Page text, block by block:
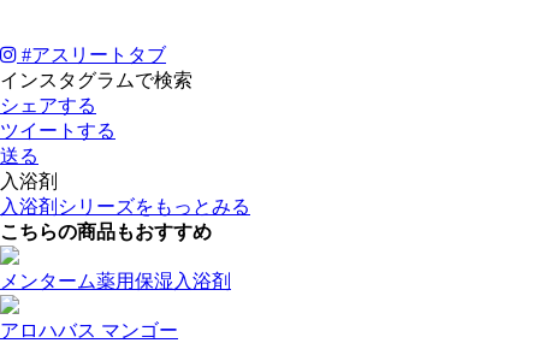
#アスリートタブ
インスタグラムで検索
シェアする
ツイートする
送る
入浴剤
入浴剤シリーズをもっとみる
こちらの商品もおすすめ
メンターム薬用保湿入浴剤
アロハバス マンゴー